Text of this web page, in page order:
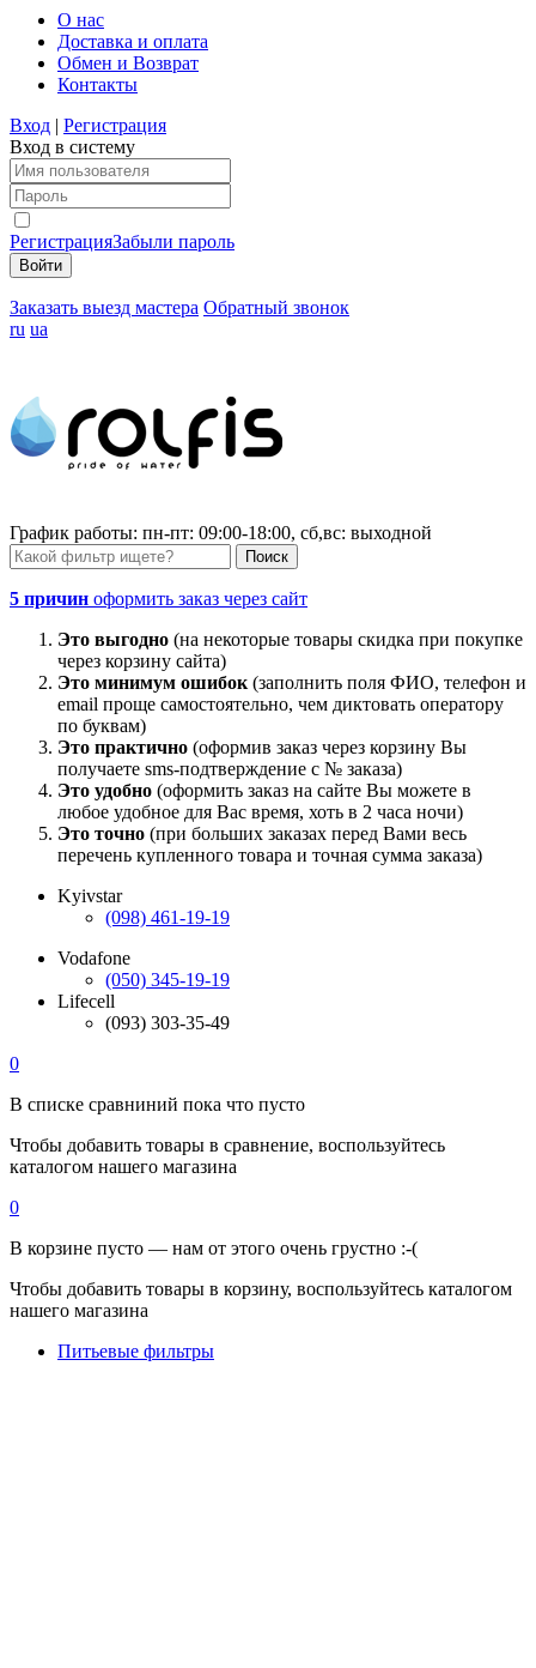
О нас
Доставка и оплата
Обмен и Возврат
Контакты
Вход | Регистрация
Вход в систему
РегистрацияЗабыли пароль
Заказать выезд мастера Обратный звонок
ru ua
График работы: пн-пт: 09:00-18:00, сб,вс: выходной
5 причин оформить заказ через сайт
Это выгодно (на некоторые товары скидка при покупке
через корзину сайта)
Это минимум ошибок (заполнить поля ФИО, телефон и
email проще самостоятельно, чем диктовать оператору
по буквам)
Это практично (оформив заказ через корзину Вы
получаете sms-подтверждение с № заказа)
Это удобно (оформить заказ на сайте Вы можете в
любое удобное для Вас время, хоть в 2 часа ночи)
Это точно (при больших заказах перед Вами весь
перечень купленного товара и точная сумма заказа)
Kyivstar
(098) 461-19-19
Vodafone
(050) 345-19-19
Lifecell
(093) 303-35-49
0
В списке сравниний пока что пусто
Чтобы добавить товары в сравнение, воспользуйтесь
каталогом нашего магазина
0
В корзине пусто — нам от этого очень грустно :-(
Чтобы добавить товары в корзину, воспользуйтесь каталогом
нашего магазина
Питьевые фильтры